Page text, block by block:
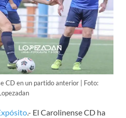
CD en un partido anterior | Foto:
.- El Carolinense CD ha